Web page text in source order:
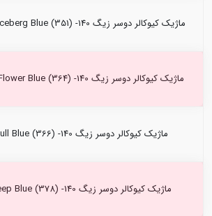
ماژیک کیوکالر دوسر زیگ Pale Iceberg Blue (351) -140
ماژیک کیوکالر دوسر زیگ CornFlower Blue (364) -140
ماژیک کیوکالر دوسر زیگ Dull Blue (366) -140
ماژیک کیوکالر دوسر زیگ Deep Blue (378) -140